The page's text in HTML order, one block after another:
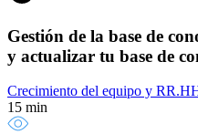
Gestión de la base de
y actualizar tu base de
Crecimiento del equipo y
15 min